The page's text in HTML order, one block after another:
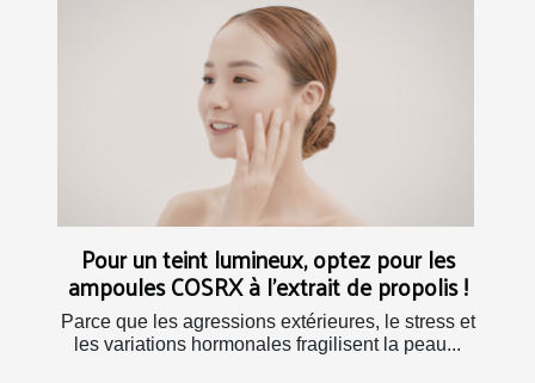
Pour un teint lumineux, optez pour les
ampoules COSRX à l’extrait de propolis !
Parce que les agressions extérieures, le stress et
les variations hormonales fragilisent la peau...